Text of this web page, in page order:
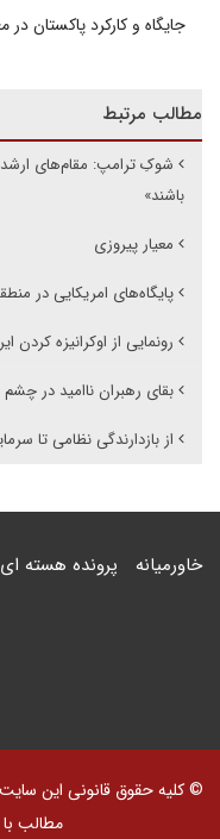
جایگاه و کارکرد پاکستان در
مطالب مرتبط
شوکِ ترامپ: مقام‌های
باشند»
معیار پیروزی
پایگاه‌های امریکایی در
رونمایی از اوکرانیزه کردن
بقای رهبران ناامید در چشم
از بازدارندگی نظامی تا
خاورمیانه پرونده هسته ای
© کلیه حقوق قانونی این سایت
مطالب با